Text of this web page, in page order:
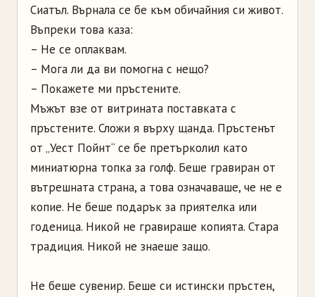
Сиатъл. Върнала се бе към обичайния си живот.
Въпреки това каза:
– Не се оплаквам.
– Мога ли да ви помогна с нещо?
– Покажете ми пръстените.
Мъжът взе от витрината поставката с
пръстените. Сложи я върху щанда. Пръстенът
от „Уест Пойнт“ се бе претърколил като
миниатюрна топка за голф. Беше гравиран от
вътрешната страна, а това означаваше, че не е
копие. Не беше подарък за приятелка или
годеница. Никой не гравираше копията. Стара
традиция. Никой не знаеше защо.
Не беше сувенир. Беше си истински пръстен,